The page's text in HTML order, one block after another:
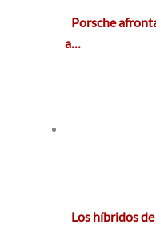
Porsche
a…
Los híbridos